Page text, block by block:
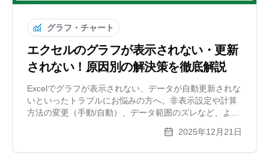
グラフ・チャート
エクセルのグラフが表示されない・更新
されない！原因別の解決策を徹底解説
Excelでグラフが表示されない、データが自動更新されな
いといったトラブルにお悩みの方へ。非表示設定や計算
方法の変更（手動/自動）、データ範囲のズレなど、よく
ても解決しない時の便利な代替ツールも紹介。2025年12月21日